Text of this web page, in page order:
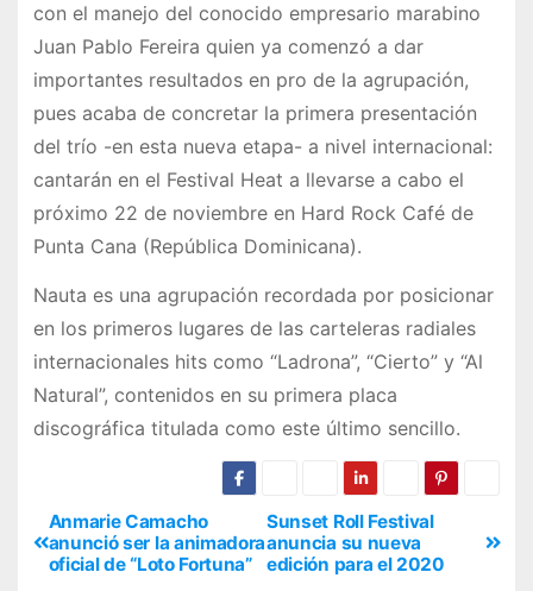
con el manejo del conocido empresario marabino
Juan Pablo Fereira quien ya comenzó a dar
importantes resultados en pro de la agrupación,
pues acaba de concretar la primera presentación
del trío -en esta nueva etapa- a nivel internacional:
cantarán en el Festival Heat a llevarse a cabo el
próximo 22 de noviembre en Hard Rock Café de
Punta Cana (República Dominicana).
Nauta es una agrupación recordada por posicionar
en los primeros lugares de las carteleras radiales
internacionales hits como “Ladrona”, “Cierto” y “Al
Natural”, contenidos en su primera placa
discográfica titulada como este último sencillo.
Sunset Roll Festival
anuncia su nueva
edición para el 2020
Anmarie Camacho
anunció ser la animadora
oficial de “Loto Fortuna”